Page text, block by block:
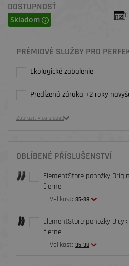
DOSTUPNOSŤ
Skladom
PRÉMIOVÉ SLUŽBY PRO
Ekologické zabalenie
Predĺžená záruka +2 roky
Zobrazit více služeb
OBLÍBENÉ PŘÍSLUŠENSTVÍ
ElementStore ponožky
čierne
Velikost: 35-38
ElementStore ponožky
čierne
Velikost: 35-38